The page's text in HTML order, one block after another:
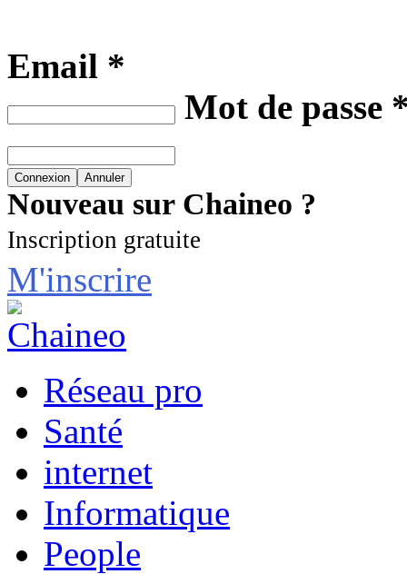
Email *
Mot de passe
Nouveau sur Chaineo ?
Inscription gratuite
M'inscrire
Réseau pro
Santé
internet
Informatique
People